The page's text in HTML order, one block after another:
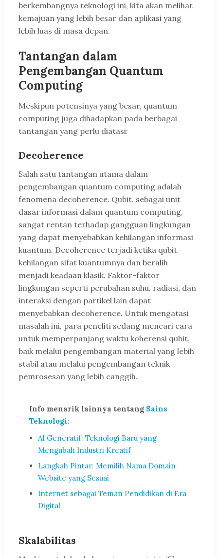
berkembangnya teknologi ini, kita akan melihat
kemajuan yang lebih besar dan aplikasi yang
lebih luas di masa depan.
Tantangan dalam
Pengembangan Quantum
Computing
Meskipun potensinya yang besar, quantum
computing juga dihadapkan pada berbagai
tantangan yang perlu diatasi:
Decoherence
Salah satu tantangan utama dalam
pengembangan quantum computing adalah
fenomena decoherence. Qubit, sebagai unit
dasar informasi dalam quantum computing,
sangat rentan terhadap gangguan lingkungan
yang dapat menyebabkan kehilangan informasi
kuantum. Decoherence terjadi ketika qubit
kehilangan sifat kuantumnya dan beralih
menjadi keadaan klasik. Faktor-faktor
lingkungan seperti perubahan suhu, radiasi, dan
interaksi dengan partikel lain dapat
menyebabkan decoherence. Untuk mengatasi
masalah ini, para peneliti sedang mencari cara
untuk memperpanjang waktu koherensi qubit,
baik melalui pengembangan material yang lebih
stabil atau melalui pengembangan teknik
pemrosesan yang lebih canggih.
Info menarik lainnya tentang Sains
Teknologi:
AI Generatif: Teknologi Baru yang
Mengubah Industri Kreatif
Langkah Pintar: Memilih Nama Domain
Website yang Sesuai
Internet sebagai Teman Pendidikan di Era
Digital
Skalabilitas